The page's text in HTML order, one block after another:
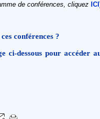
de conférences, cliquez
conférences ?
dessous pour accéder